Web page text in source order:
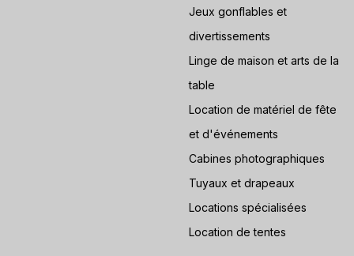
Jeux gonflables et
divertissements
Linge de maison et arts de la
table
Location de matériel de fête
et d'événements
Cabines photographiques
Tuyaux et drapeaux
Locations spécialisées
Location de tentes